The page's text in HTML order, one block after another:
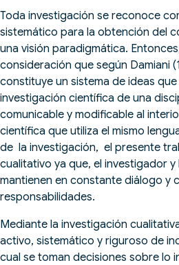
Toda investigación se reconoce
sistemático para la obtención del
una visión paradigmática.
consideración que según Damiani
constituye un sistema de ideas
investigación científica de una
comunicable y modificable al
científica que utiliza el mismo
de la investigación, el presente
cualitativo ya que, el investigador
mantienen en constante diálogo y
responsabilidades.
Mediante la investigación
activo, sistemático y riguroso de
cual se toman decisiones sobre lo